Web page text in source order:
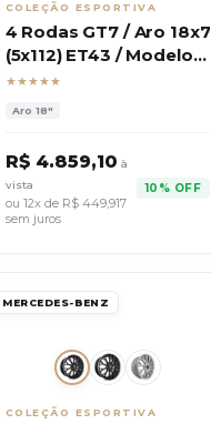
COLEÇÃO ESPORTIVA
4 Rodas GT7 / Aro 18x7
(5x112) ET43 / Modelo
VW Golf GTI
★★★★★
Aro 18"
R$ 4.859,10 à
vista
ou 12x de R$ 449,917
sem juros
10% OFF
MERCEDES-BENZ
COLEÇÃO ESPORTIVA